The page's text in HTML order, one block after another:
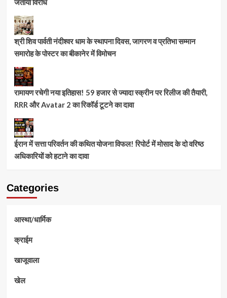
जताया विरोध
श्री शिव पार्वती नंदीश्वर धाम के स्थापना दिवस, जागरण व प्रतिभा सम्मान
समारोह के पोस्टर का बीकानेर में विमोचन
रामायण रचेगी नया इतिहास! 59 हजार से ज्यादा स्क्रीन पर रिलीज की तैयारी,
RRR और Avatar 2 का रिकॉर्ड टूटने का दावा
ईरान में सत्ता परिवर्तन की कथित योजना विफल! रिपोर्ट में मोसाद के दो वरिष्ठ
अधिकारियों को हटाने का दावा
Categories
आस्था/धार्मिक
क्राईम
खाजूवाला
खेल